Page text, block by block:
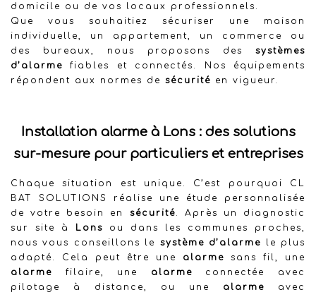
domicile ou de vos locaux professionnels.
Que vous souhaitiez sécuriser une maison
individuelle, un appartement, un commerce ou
des bureaux, nous proposons des systèmes
d’alarme fiables et connectés. Nos équipements
répondent aux normes de sécurité en vigueur.
Installation alarme à Lons : des solutions
sur-mesure pour particuliers et entreprises
Chaque situation est unique. C’est pourquoi CL
BAT SOLUTIONS réalise une étude personnalisée
de votre besoin en sécurité . Après un diagnostic
sur site à
Lons ou dans les communes proches,
nous vous conseillons le système d’alarme le plus
adapté. Cela peut être une alarme sans fil, une
alarme filaire, une alarme connectée avec
pilotage à distance, ou une alarme avec